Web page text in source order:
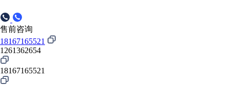
售前咨询
18167165521
1261362654
18167165521